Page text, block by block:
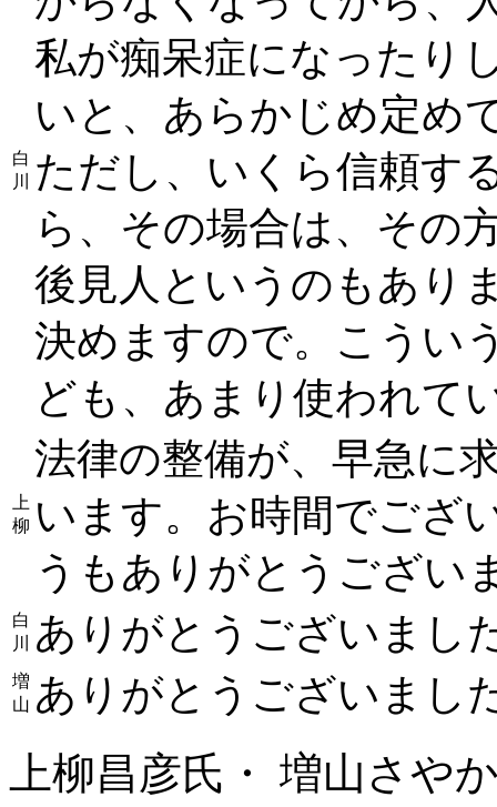
白
川
私が痴呆症になったり
いと、あらかじめ定め
ただし、いくら信頼す
ら、その場合は、その
後見人というのもあり
決めますので。こうい
ども、あまり使われて
上
柳
法律の整備が、早急に
います。お時間でござ
うもありがとうござい
白
川
ありがとうございまし
増
山 ありがとうございまし
上柳昌彦氏・ 増山さや